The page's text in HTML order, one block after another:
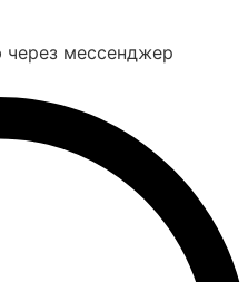
через мессенджер